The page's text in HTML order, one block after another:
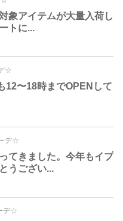
象アイテムが大量入荷し
トに...
☆
12〜18時までOPENして
デ☆
てきました。今年もイプ
うござい...
デ☆